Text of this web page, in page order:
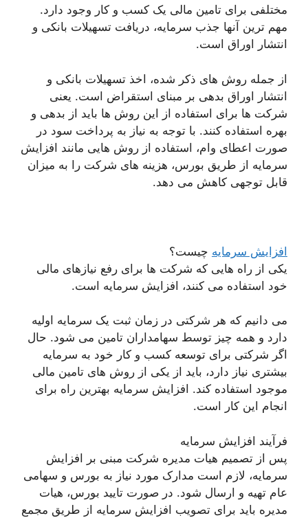
مختلفی برای تامین مالی یک کسب و کار وجود دارد.
مهم ترین آنها جذب سرمایه، دریافت تسهیلات بانکی و
انتشار اوراق است.
از جمله روش های ذکر شده، اخذ تسهیلات بانکی و
انتشار اوراق بدهی بر مبنای استقراض است. یعنی
شرکت ها برای استفاده از این روش ها باید از بدهی و
بهره استفاده کنند. با توجه به نیاز به پرداخت سود در
صورت اعطای وام، استفاده از روش هایی مانند افزایش
سرمایه از طریق بورس، هزینه های شرکت را به میزان
قابل توجهی کاهش می دهد.
افزایش سرمایه چیست؟
یکی از راه هایی که شرکت ها برای رفع نیازهای مالی
خود استفاده می کنند، افزایش سرمایه است.
می دانیم که هر شرکتی در زمان ثبت یک سرمایه اولیه
دارد و همه چیز توسط سهامداران تامین می شود. حال
اگر شرکتی برای توسعه کسب و کار خود به سرمایه
بیشتری نیاز دارد، باید از یکی از روش های تامین مالی
موجود استفاده کند. افزایش سرمایه بهترین راه برای
انجام این کار است.
فرآیند افزایش سرمایه
پس از تصمیم هیات مدیره شرکت مبنی بر افزایش
سرمایه، لازم است مدارک مورد نیاز به بورس و سهامی
عام تهیه و ارسال شود. در صورت تایید بورس، هیات
مدیره باید برای تصویب افزایش سرمایه از طریق مجمع